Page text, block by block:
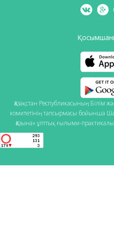
Қазақстан Республикасының Білім
комитетінің тапсырмасы бойынша
Қазына» ұлттық ғылыми-